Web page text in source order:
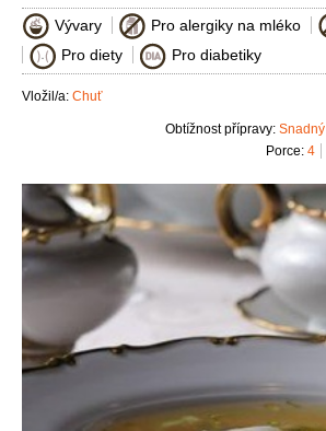
Vývary Pro alergiky na mléko
Pro diety
Pro diabetiky
Vložil/a: Chuť
Obtížnost přípravy: Snadný
Porce: 4